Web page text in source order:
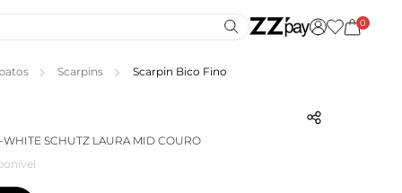
0
Scarpins Scarpin Bico Fino
SCHUTZ LAURA MID COURO